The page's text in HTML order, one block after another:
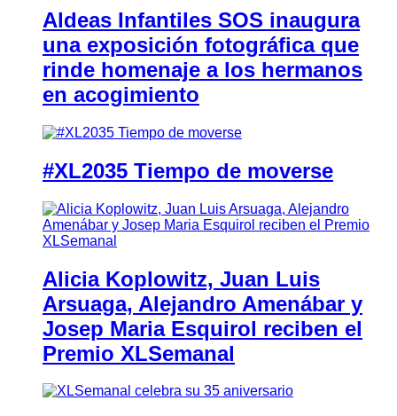
Aldeas Infantiles SOS inaugura
una exposición fotográfica que
rinde homenaje a los hermanos
en acogimiento
#XL2035 Tiempo de moverse
Alicia Koplowitz, Juan Luis
Arsuaga, Alejandro Amenábar y
Josep Maria Esquirol reciben el
Premio XLSemanal